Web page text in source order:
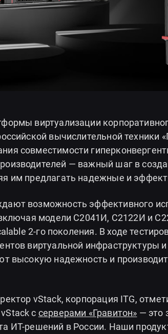
виртуализации
вычислительной техники
совместимости
— важный шаг в
им предлагать надежные и
возможность эффективного
модели С2041И, С2122И и
2-го поколения. В ходе
виртуальной инфраструктуры
высокую надежность и
vStack, корпорация ITG,
с серверами «Гравитон» — это
ИТ-решений в России. Наши